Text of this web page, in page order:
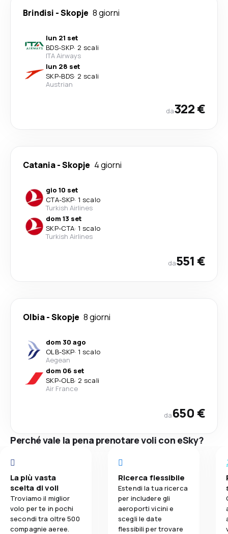
Brindisi -Skopje 8 giorni
lun 21 set
BDS-SKP· 2 scali
ITA Airways
lun 28 set
SKP-BDS· 2 scali
Austrian
da322 €
Catania-Skopje 4 giorni
gio 10 set
CTA-SKP· 1 scalo
Turkish Airlines
dom 13 set
SKP-CTA· 1 scalo
Turkish Airlines
da551 €
Olbia-Skopje 8 giorni
dom 30 ago
OLB-SKP· 1 scalo
Aegean
dom 06 set
SKP-OLB· 2 scali
Air France
da650 €
Perché vale la pena prenotare voli con eSky?
La più vasta
scelta di voli
Troviamo il miglior
volo per te in pochi
secondi tra oltre 500
compagnie aeree.
Ricerca flessibile
Estendi la tua ricerca
per includere gli
aeroporti vicini e
scegli le date
flessibili per trovare